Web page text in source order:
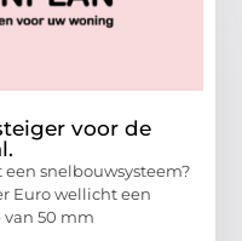
voor de
snelbouwsysteem?
Euro wellicht een
van 50 mm